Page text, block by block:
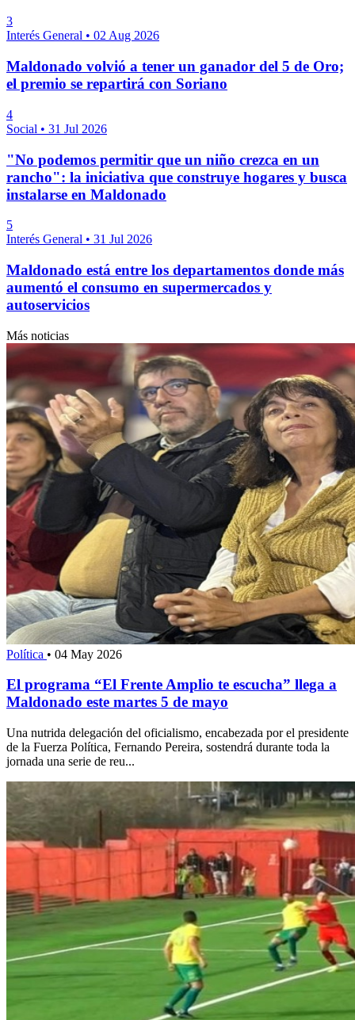
3
Interés General • 02 Aug 2026
Maldonado volvió a tener un ganador del 5 de Oro;
el premio se repartirá con Soriano
4
Social • 31 Jul 2026
"No podemos permitir que un niño crezca en un
rancho": la iniciativa que construye hogares y busca
instalarse en Maldonado
5
Interés General • 31 Jul 2026
Maldonado está entre los departamentos donde más
aumentó el consumo en supermercados y
autoservicios
Más noticias
Política • 04 May 2026
El programa “El Frente Amplio te escucha” llega a
Maldonado este martes 5 de mayo
Una nutrida delegación del oficialismo, encabezada por el presidente
de la Fuerza Política, Fernando Pereira, sostendrá durante toda la
jornada una serie de reu...